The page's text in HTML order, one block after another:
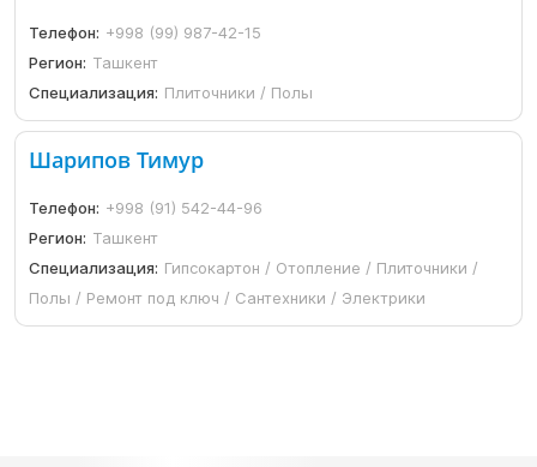
Телефон: +998 (99) 987-42-15
Регион: Ташкент
Специализация: Плиточники / Полы
Шарипов Тимур
Телефон: +998 (91) 542-44-96
Регион: Ташкент
Специализация: Гипсокартон / Отопление / Плиточники /
Полы / Ремонт под ключ / Сантехники / Электрики